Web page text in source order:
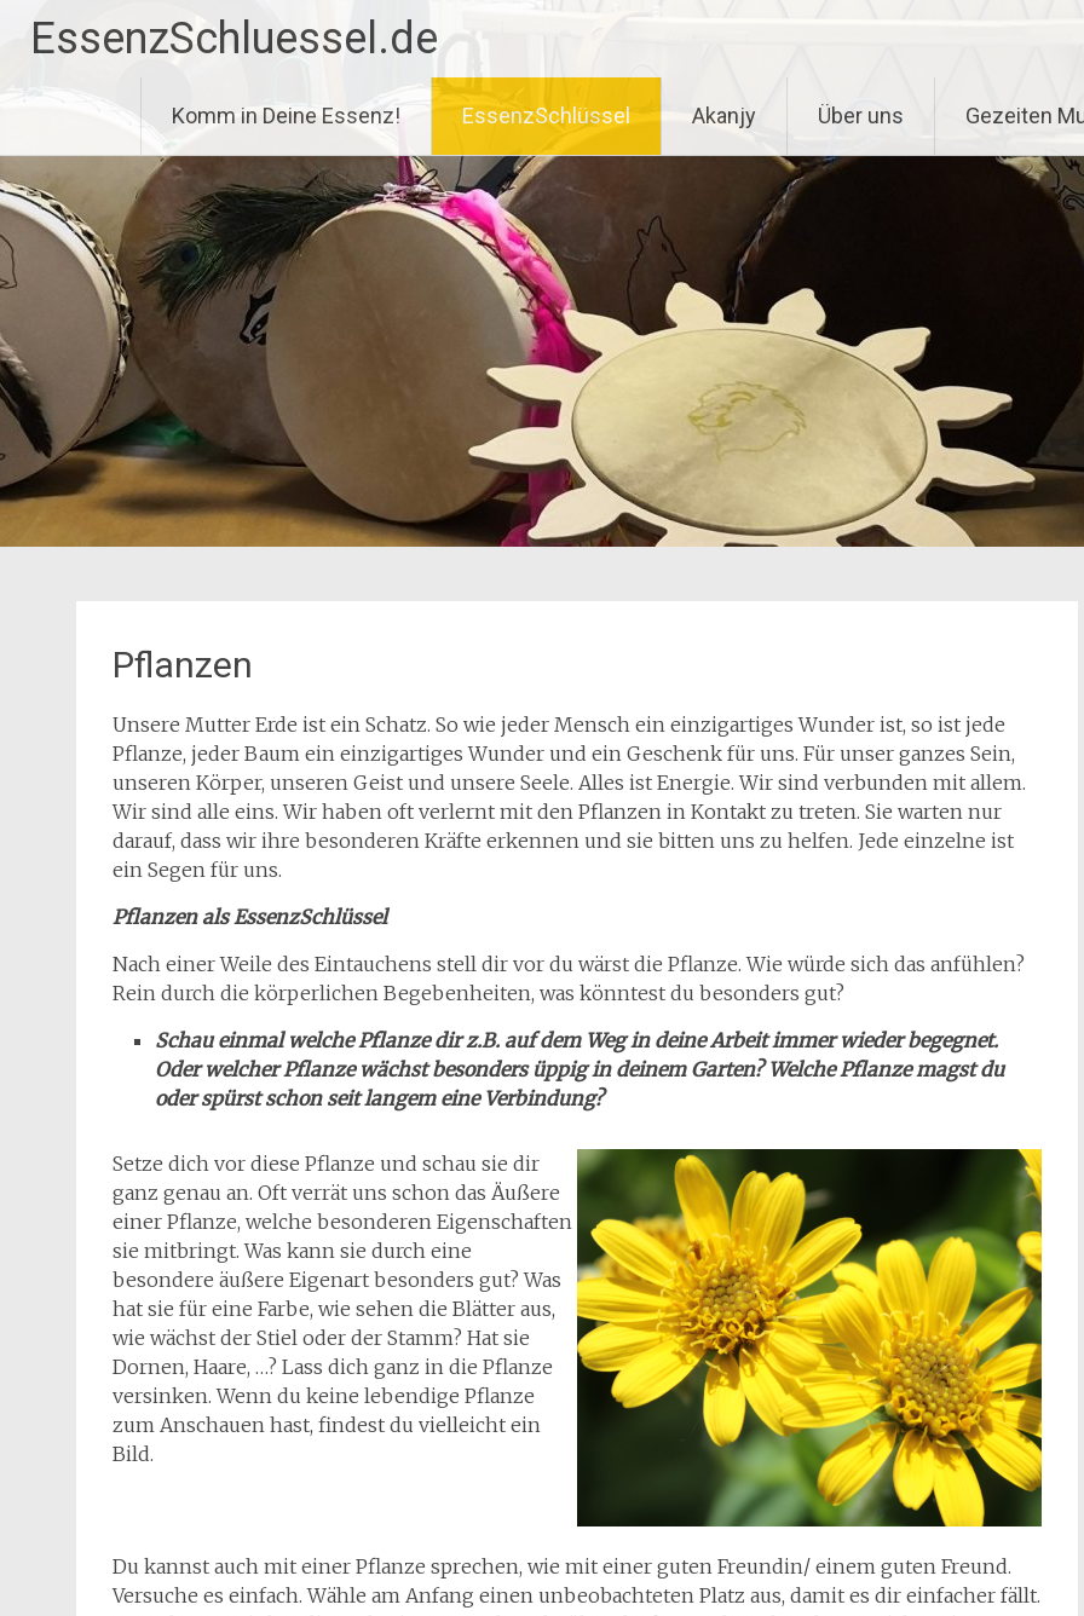
InhaltEssenzSchluessel.de
Komm in Deine Essenz! EssenzSchlüssel Akanjy Über uns Gezeiten
Pflanzen
Unsere Mutter Erde ist ein Schatz. So wie jeder Mensch ein einzigartiges Wunder ist, so ist jede
Pflanze, jeder Baum ein einzigartiges Wunder und ein Geschenk für uns. Für unser ganzes Sein,
unseren Körper, unseren Geist und unsere Seele. Alles ist Energie. Wir sind verbunden mit allem.
Wir sind alle eins. Wir haben oft verlernt mit den Pflanzen in Kontakt zu treten. Sie warten nur
darauf, dass wir ihre besonderen Kräfte erkennen und sie bitten uns zu helfen. Jede einzelne ist
ein Segen für uns.
Pflanzen als EssenzSchlüssel
Nach einer Weile des Eintauchens stell dir vor du wärst die Pflanze. Wie würde sich das anfühlen?
Rein durch die körperlichen Begebenheiten, was könntest du besonders gut?
Schau einmal welche Pflanze dir z.B. auf dem Weg in deine Arbeit immer wieder begegnet.
Oder welcher Pflanze wächst besonders üppig in deinem Garten? Welche Pflanze magst du
oder spürst schon seit langem eine Verbindung?
Setze dich vor diese Pflanze und schau sie dir
ganz genau an. Oft verrät uns schon das Äußere
einer Pflanze, welche besonderen Eigenschaften
sie mitbringt. Was kann sie durch eine
besondere äußere Eigenart besonders gut? Was
hat sie für eine Farbe, wie sehen die Blätter aus,
wie wächst der Stiel oder der Stamm? Hat sie
Dornen, Haare, …? Lass dich ganz in die Pflanze
versinken. Wenn du keine lebendige Pflanze
zum Anschauen hast, findest du vielleicht ein
Bild.
Du kannst auch mit einer Pflanze sprechen, wie mit einer guten Freundin/ einem guten Freund.
Versuche es einfach. Wähle am Anfang einen unbeobachteten Platz aus, damit es dir einfacher fällt.